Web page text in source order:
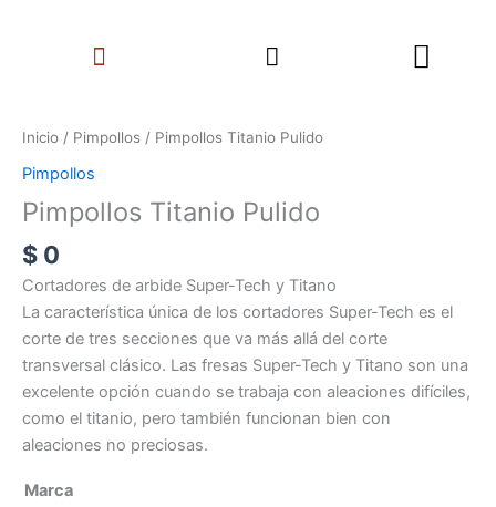
Menu Search
Inicio / Pimpollos / Pimpollos Titanio Pulido
Pimpollos
Pimpollos Titanio Pulido
$ 0
Cortadores de arbide Super-Tech y Titano
La característica única de los cortadores Super-Tech es el
corte de tres secciones que va más allá del corte
transversal clásico. Las fresas Super-Tech y Titano son una
excelente opción cuando se trabaja con aleaciones difíciles,
como el titanio, pero también funcionan bien con
aleaciones no preciosas.
Marca
Titanio
cantidad